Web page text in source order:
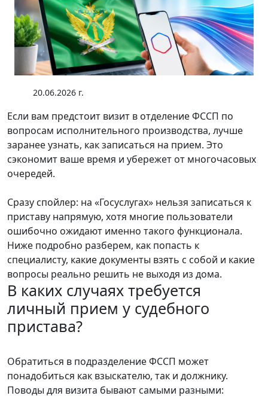
20.06.2026 г.
Если вам предстоит визит в отделение ФССП по
вопросам исполнительного производства, лучше
заранее узнать, как записаться на прием. Это
сэкономит ваше время и убережет от многочасовых
очередей.
Сразу спойлер: на «Госуслугах» нельзя записаться к
приставу напрямую, хотя многие пользователи
ошибочно ожидают именно такого функционала.
Ниже подробно разберем, как попасть к
специалисту, какие документы взять с собой и какие
вопросы реально решить не выходя из дома.
В каких случаях требуется
личный прием у судебного
пристава?
Обратиться в подразделение ФССП может
понадобиться как взыскателю, так и должнику.
Поводы для визита бывают самыми разными: